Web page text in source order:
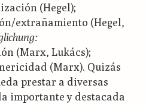
(Hegel);
extrañamiento (Hegel,
(Marx, Lukács);
(Marx). Quizás
prestar a diversas
importante y destacada